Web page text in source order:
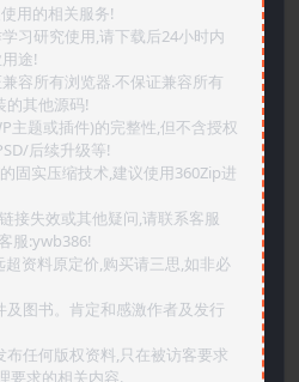
用的相关服务!
习研究使用,请下载后24小时内
途!
容所有浏览器.不保证兼容所有
的其他源码!
主题或插件)的完整性,但不含授权
后续升级等!
固实压缩技术,建议使用360Zip进
接失效或其他疑问,请联系客服
服:ywb386!
资料原定价,购买请三思,如非必
图书。肯定和感激作者及发行
任何版权资料,只在被访客要求
要求的相关内容.